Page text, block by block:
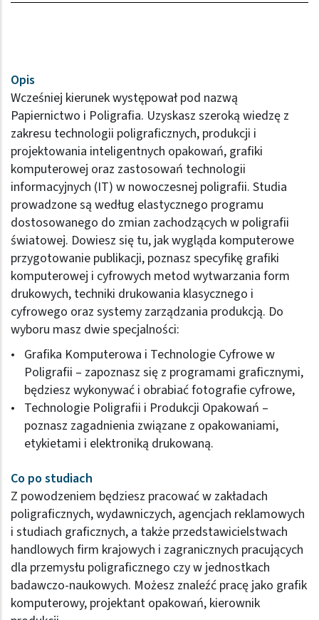
Opis
Wcześniej kierunek występował pod nazwą
Papiernictwo i Poligrafia. Uzyskasz szeroką wiedzę z
zakresu technologii poligraficznych, produkcji i
projektowania inteligentnych opakowań, grafiki
komputerowej oraz zastosowań technologii
informacyjnych (IT) w nowoczesnej poligrafii. Studia
prowadzone są według elastycznego programu
dostosowanego do zmian zachodzących w poligrafii
światowej. Dowiesz się tu, jak wygląda komputerowe
przygotowanie publikacji, poznasz specyfikę grafiki
komputerowej i cyfrowych metod wytwarzania form
drukowych, techniki drukowania klasycznego i
cyfrowego oraz systemy zarządzania produkcją. Do
wyboru masz dwie specjalności:
Grafika Komputerowa i Technologie Cyfrowe w
Poligrafii – zapoznasz się z programami graficznymi,
będziesz wykonywać i obrabiać fotografie cyfrowe,
Technologie Poligrafii i Produkcji Opakowań –
poznasz zagadnienia związane z opakowaniami,
etykietami i elektroniką drukowaną.
Co po studiach
Z powodzeniem będziesz pracować w zakładach
poligraficznych, wydawniczych, agencjach reklamowych
i studiach graficznych, a także przedstawicielstwach
handlowych firm krajowych i zagranicznych pracujących
dla przemysłu poligraficznego czy w jednostkach
badawczo-naukowych. Możesz znaleźć pracę jako grafik
komputerowy, projektant opakowań, kierownik